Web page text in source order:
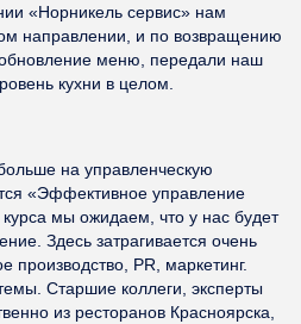
«Норникель сервис» нам
направлении, и по возвращению
меню, передали наш
кухни в целом.
на управленческую
«Эффективное управление
мы ожидаем, что у нас будет
Здесь затрагивается очень
производство, PR, маркетинг.
Cтаршие коллеги, эксперты
из ресторанов Красноярска,